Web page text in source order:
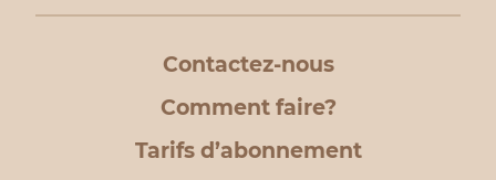
Contactez-nous
Comment faire?
Tarifs d’abonnement